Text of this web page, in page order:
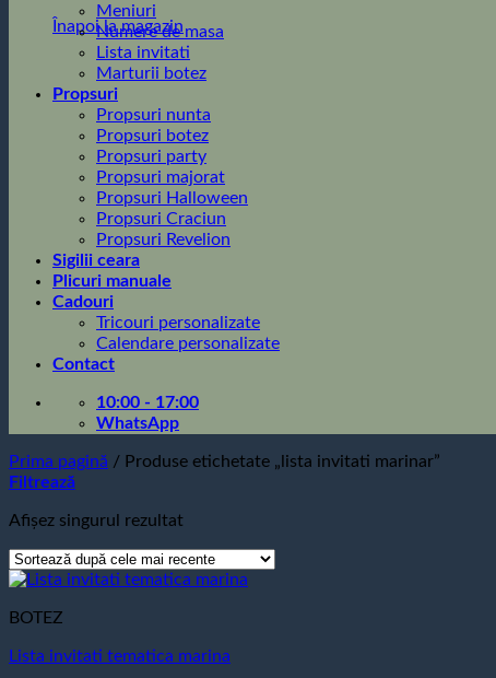
Înapoi la magazin
Meniuri
Numere de masa
Lista invitati
Marturii botez
Propsuri
Propsuri nunta
Propsuri botez
Propsuri party
Propsuri majorat
Propsuri Halloween
Propsuri Craciun
Propsuri Revelion
Sigilii ceara
Plicuri manuale
Cadouri
Tricouri personalizate
Calendare personalizate
Contact
10:00 - 17:00
WhatsApp
Prima pagină / Produse etichetate „lista invitati marinar”
Filtrează
Afișez singurul rezultat
BOTEZ
Lista invitati tematica marina